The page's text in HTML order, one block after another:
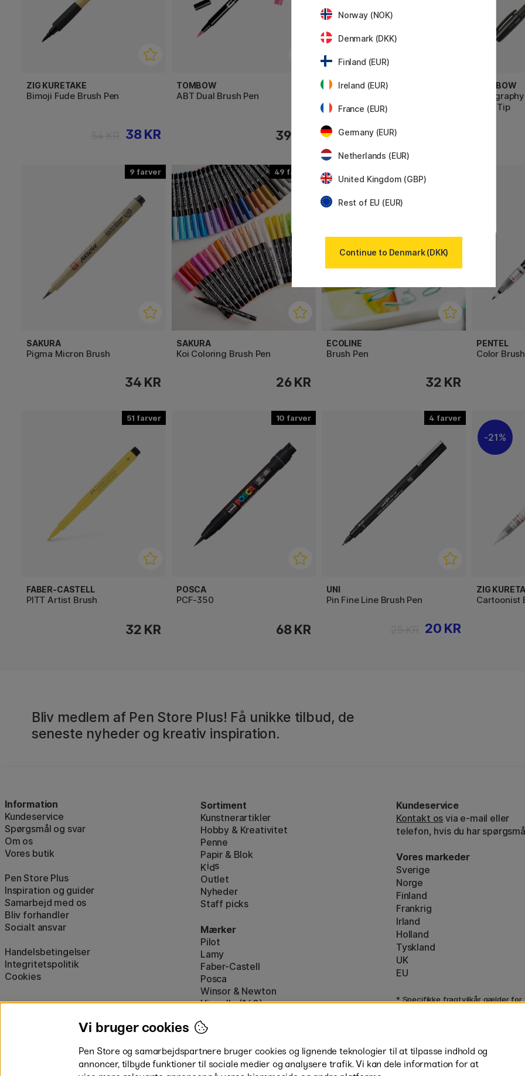
ZIG KURETAKE
Bimoji Fude Brush Pen
38 KR
TOMBOW
ABT Dual Brush Pen
39 KR
ZIG KURETAKE
89 KR
TOMBOW
Soft Tip
9
SAKURA
Pigma Micron Brush
34 KR
49
SAKURA
Koi Coloring Brush Pen
26 KR
ECOLINE
Brush Pen
32 KR
PENTEL
Color Brush
51
FABER-CASTELL
PITT Artist Brush
32 KR
10
POSCA
PCF-350
68 KR
4
UNI
Pin Fine Line Brush Pen
20 KR
21%
ZIG
Cartoonist
Bliv medlem af Pen Store Plus! Få unikke tilbud, de
seneste nyheder og kreativ inspiration.
Information
Kundeservice
Spørgsmål og svar
Om os
Vores butik
Pen Store Plus
Inspiration og guider
Samarbejd med os
Bliv forhandler
Socialt ansvar
Handelsbetingelser
Integritetspolitik
Cookies
Sortiment
Kunstnerartikler
Hobby & Kreativitet
Penne
Papir & Blok
Kids
Outlet
Nyheder
Staff picks
Mærker
Pilot
Lamy
Faber-Castell
Posca
Winsor & Newton
Visa alle (160)
Kundeservice
Kontakt os via e-mail eller
telefon, hvis du har
Vores markeder
Sverige
Norge
Finland
Frankrig
Irland
Holland
Tyskland
UK
EU
* Specifikke fragtvilkårgælder for
Norway (NOK)
Denmark (DKK)
Finland (EUR)
Ireland (EUR)
France (EUR)
Germany (EUR)
Netherlands (EUR)
United Kingdom (GBP)
Rest of EU (EUR)
Continue to Denmark (DKK)
Vi bruger cookies
Pen Store og samarbejdspartnere bruger cookies og lignende teknologier til at tilpasse indhold og
annoncer, tilbyde funktioner til sociale medier og analysere trafik. Vi kan dele information for at